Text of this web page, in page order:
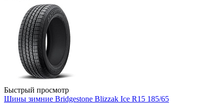
Быстрый просмотр
Шины зимние Bridgestone Blizzak Ice R15 185/65